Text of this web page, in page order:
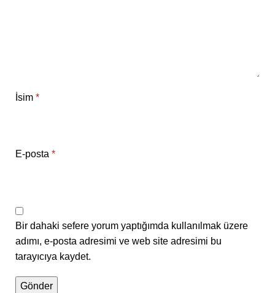
İsim *
E-posta *
Bir dahaki sefere yorum yaptığımda kullanılmak üzere
adımı, e-posta adresimi ve web site adresimi bu
tarayıcıya kaydet.